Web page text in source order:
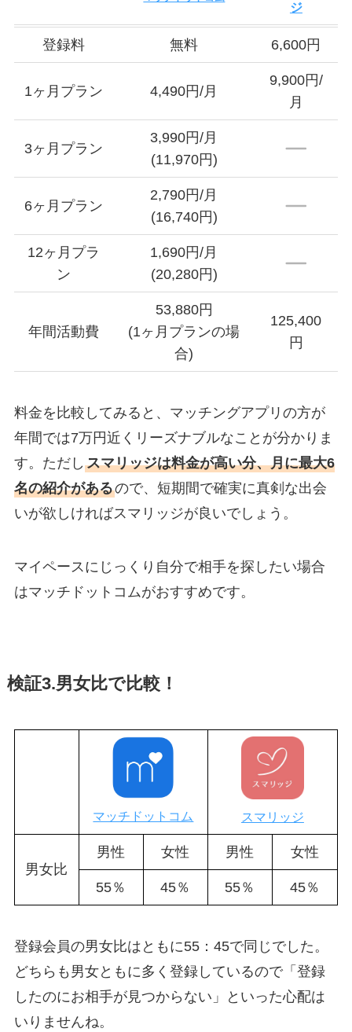
ジ
登録料 無料 6,600円
1ヶ月プラン 4,490円/月
9,900円/
月
3ヶ月プラン
3,990円/月
(11,970円)
6ヶ月プラン
2,790円/月
(16,740円)
12ヶ月プラ
ン
1,690円/月
(20,280円)
年間活動費
53,880円
(1ヶ月プランの場
合)
125,400
円
料金を比較してみると、マッチングアプリの方が
年間では7万円近くリーズナブルなことが分かりま
す。ただし スマリッジは料金が高い分、月に最大6
名の紹介があるので、短期間で確実に真剣な出会
いが欲しければスマリッジが良いでしょう。
マイペースにじっくり自分で相手を探したい場合
はマッチドットコムがおすすめです。
検証3.男女比で比較！
マッチドットコム スマリッジ
男女比
男性 女性 男性 女性
55％ 45％ 55％ 45％
登録会員の男女比はともに55：45で同じでした。
どちらも男女ともに多く登録しているので「登録
したのにお相手が見つからない」といった心配は
いりませんね。